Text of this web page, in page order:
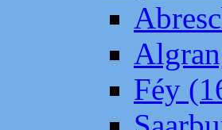
Féy